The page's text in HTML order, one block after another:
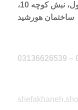
اصفهان، خیابان آپادانا اول، نبش کوچه 10،
ساختمان هورشید